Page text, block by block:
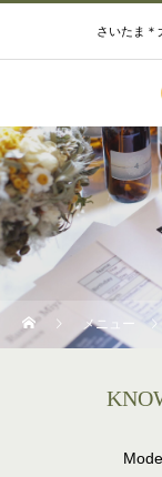
さいたま＊
メニュー